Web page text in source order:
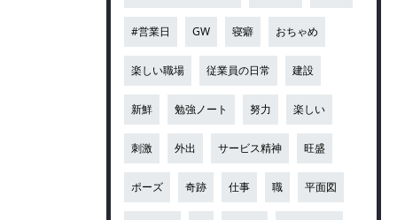
#営業日 GW 寝癖 おちゃめ
楽しい職場 従業員の日常 建設
新鮮 勉強ノート 努力 楽しい
刺激 外出 サービス精神 旺盛
ポーズ 奇跡 仕事 職 平面図